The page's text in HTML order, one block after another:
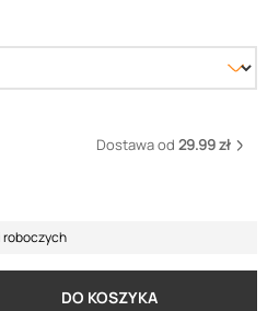
Dostawa od 29.99 zł
roboczych
DO KOSZYKA